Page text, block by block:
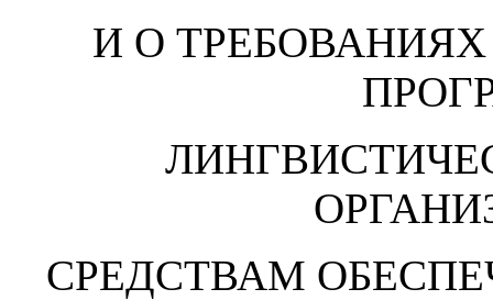
И О
СРЕДСТВАМ